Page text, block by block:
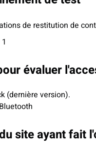
de restitution de
évaluer
(dernière version).
site ayant fait